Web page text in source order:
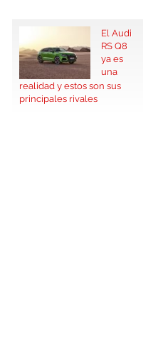
El Audi
RS Q8
ya es
una
realidad y estos son sus
principales rivales